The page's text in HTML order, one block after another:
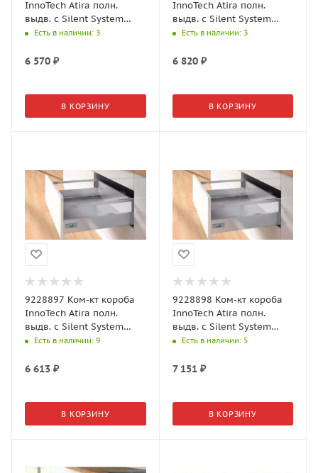
InnoTech Atira полн.
выдв. с Silent System
NL350, H144, релинги,
Есть в наличии: 3
6 570 ₽
В КОРЗИНУ
InnoTech Atira полн.
выдв. с Silent System
NL420, H144, релинги,
Есть в наличии: 3
6 820₽
В КОРЗИНУ
9228897 Ком-кт короба
InnoTech Atira полн.
выдв. с Silent System
NL470, H144, релинги,
Есть в наличии: 9
6 613 ₽
В КОРЗИНУ
9228898 Ком-кт короба
InnoTech Atira полн.
выдв. с Silent System
NL520, H144, релинги,
Есть в наличии: 5
7 151₽
В КОРЗИНУ